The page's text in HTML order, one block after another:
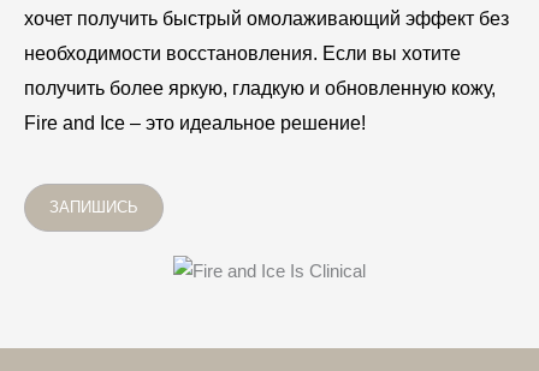
хочет получить быстрый омолаживающий эффект без
необходимости восстановления. Если вы хотите
получить более яркую, гладкую и обновленную кожу,
Fire and Ice – это идеальное решение!
ЗАПИШИСЬ